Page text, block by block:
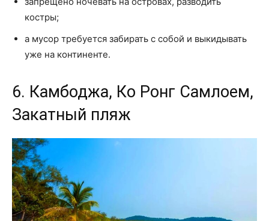
костры;
а мусор требуется забирать с собой и выкидывать
уже на континенте.
6. Камбоджа, Ко Ронг Самлоем,
Закатный пляж